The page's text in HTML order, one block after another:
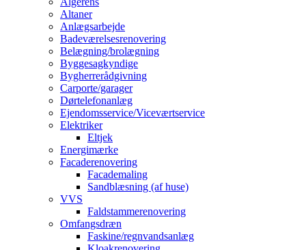
Altaner
Anlægsarbejde
Badeværelsesrenovering
Belægning/brolægning
Byggesagkyndige
Bygherrerådgivning
Carporte/garager
Dørtelefonanlæg
Ejendomsservice/Viceværtservice
Elektriker
Eltjek
Energimærke
Facaderenovering
Facademaling
Sandblæsning (af huse)
VVS
Faldstammerenovering
Omfangsdræn
Faskine/regnvandsanlæg